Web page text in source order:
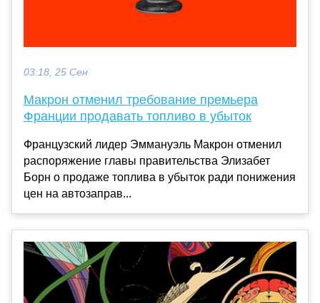
03:18, 25 Сен
Макрон отменил требование премьера
Франции продавать топливо в убыток
Французский лидер Эммануэль Макрон отменил
распоряжение главы правительства Элизабет
Борн о продаже топлива в убыток ради понижения
цен на автозаправ...